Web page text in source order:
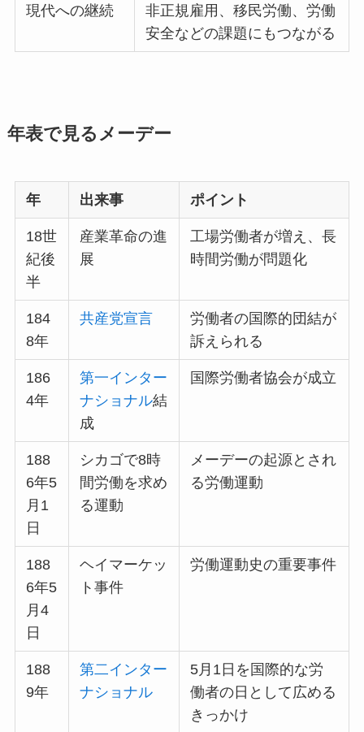
現代への継続
非正規雇用、移民労働、労働
安全などの課題にもつながる
年表で見るメーデー
年 出来事 ポイント
18世
紀後
半
産業革命の進
展
工場労働者が増え、長
時間労働が問題化
184
8年
共産党宣言
労働者の国際的団結が
訴えられる
186
4年
第一インター
ナショナル結
成
国際労働者協会が成立
188
6年5
月1
日
シカゴで8時
間労働を求め
る運動
メーデーの起源とされ
る労働運動
188
6年5
月4
日
ヘイマーケッ
ト事件
労働運動史の重要事件
188
9年
第二インター
ナショナル
5月1日を国際的な労
働者の日として広める
きっかけ